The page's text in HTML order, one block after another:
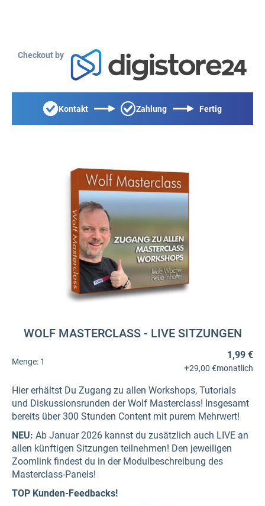
Checkout by
Kontakt Zahlung Fertig
WOLF MASTERCLASS - LIVE SITZUNGEN
Menge: 1
1,99 €
+29,00 €monatlich
Hier erhältst Du Zugang zu allen Workshops, Tutorials
und Diskussionsrunden der Wolf Masterclass! Insgesamt
bereits über 300 Stunden Content mit purem Mehrwert!
NEU: Ab Januar 2026 kannst du zusätzlich auch LIVE an
allen künftigen Sitzungen teilnehmen! Den jeweiligen
Zoomlink findest du in der Modulbeschreibung des
Masterclass-Panels!
TOP Kunden-Feedbacks!